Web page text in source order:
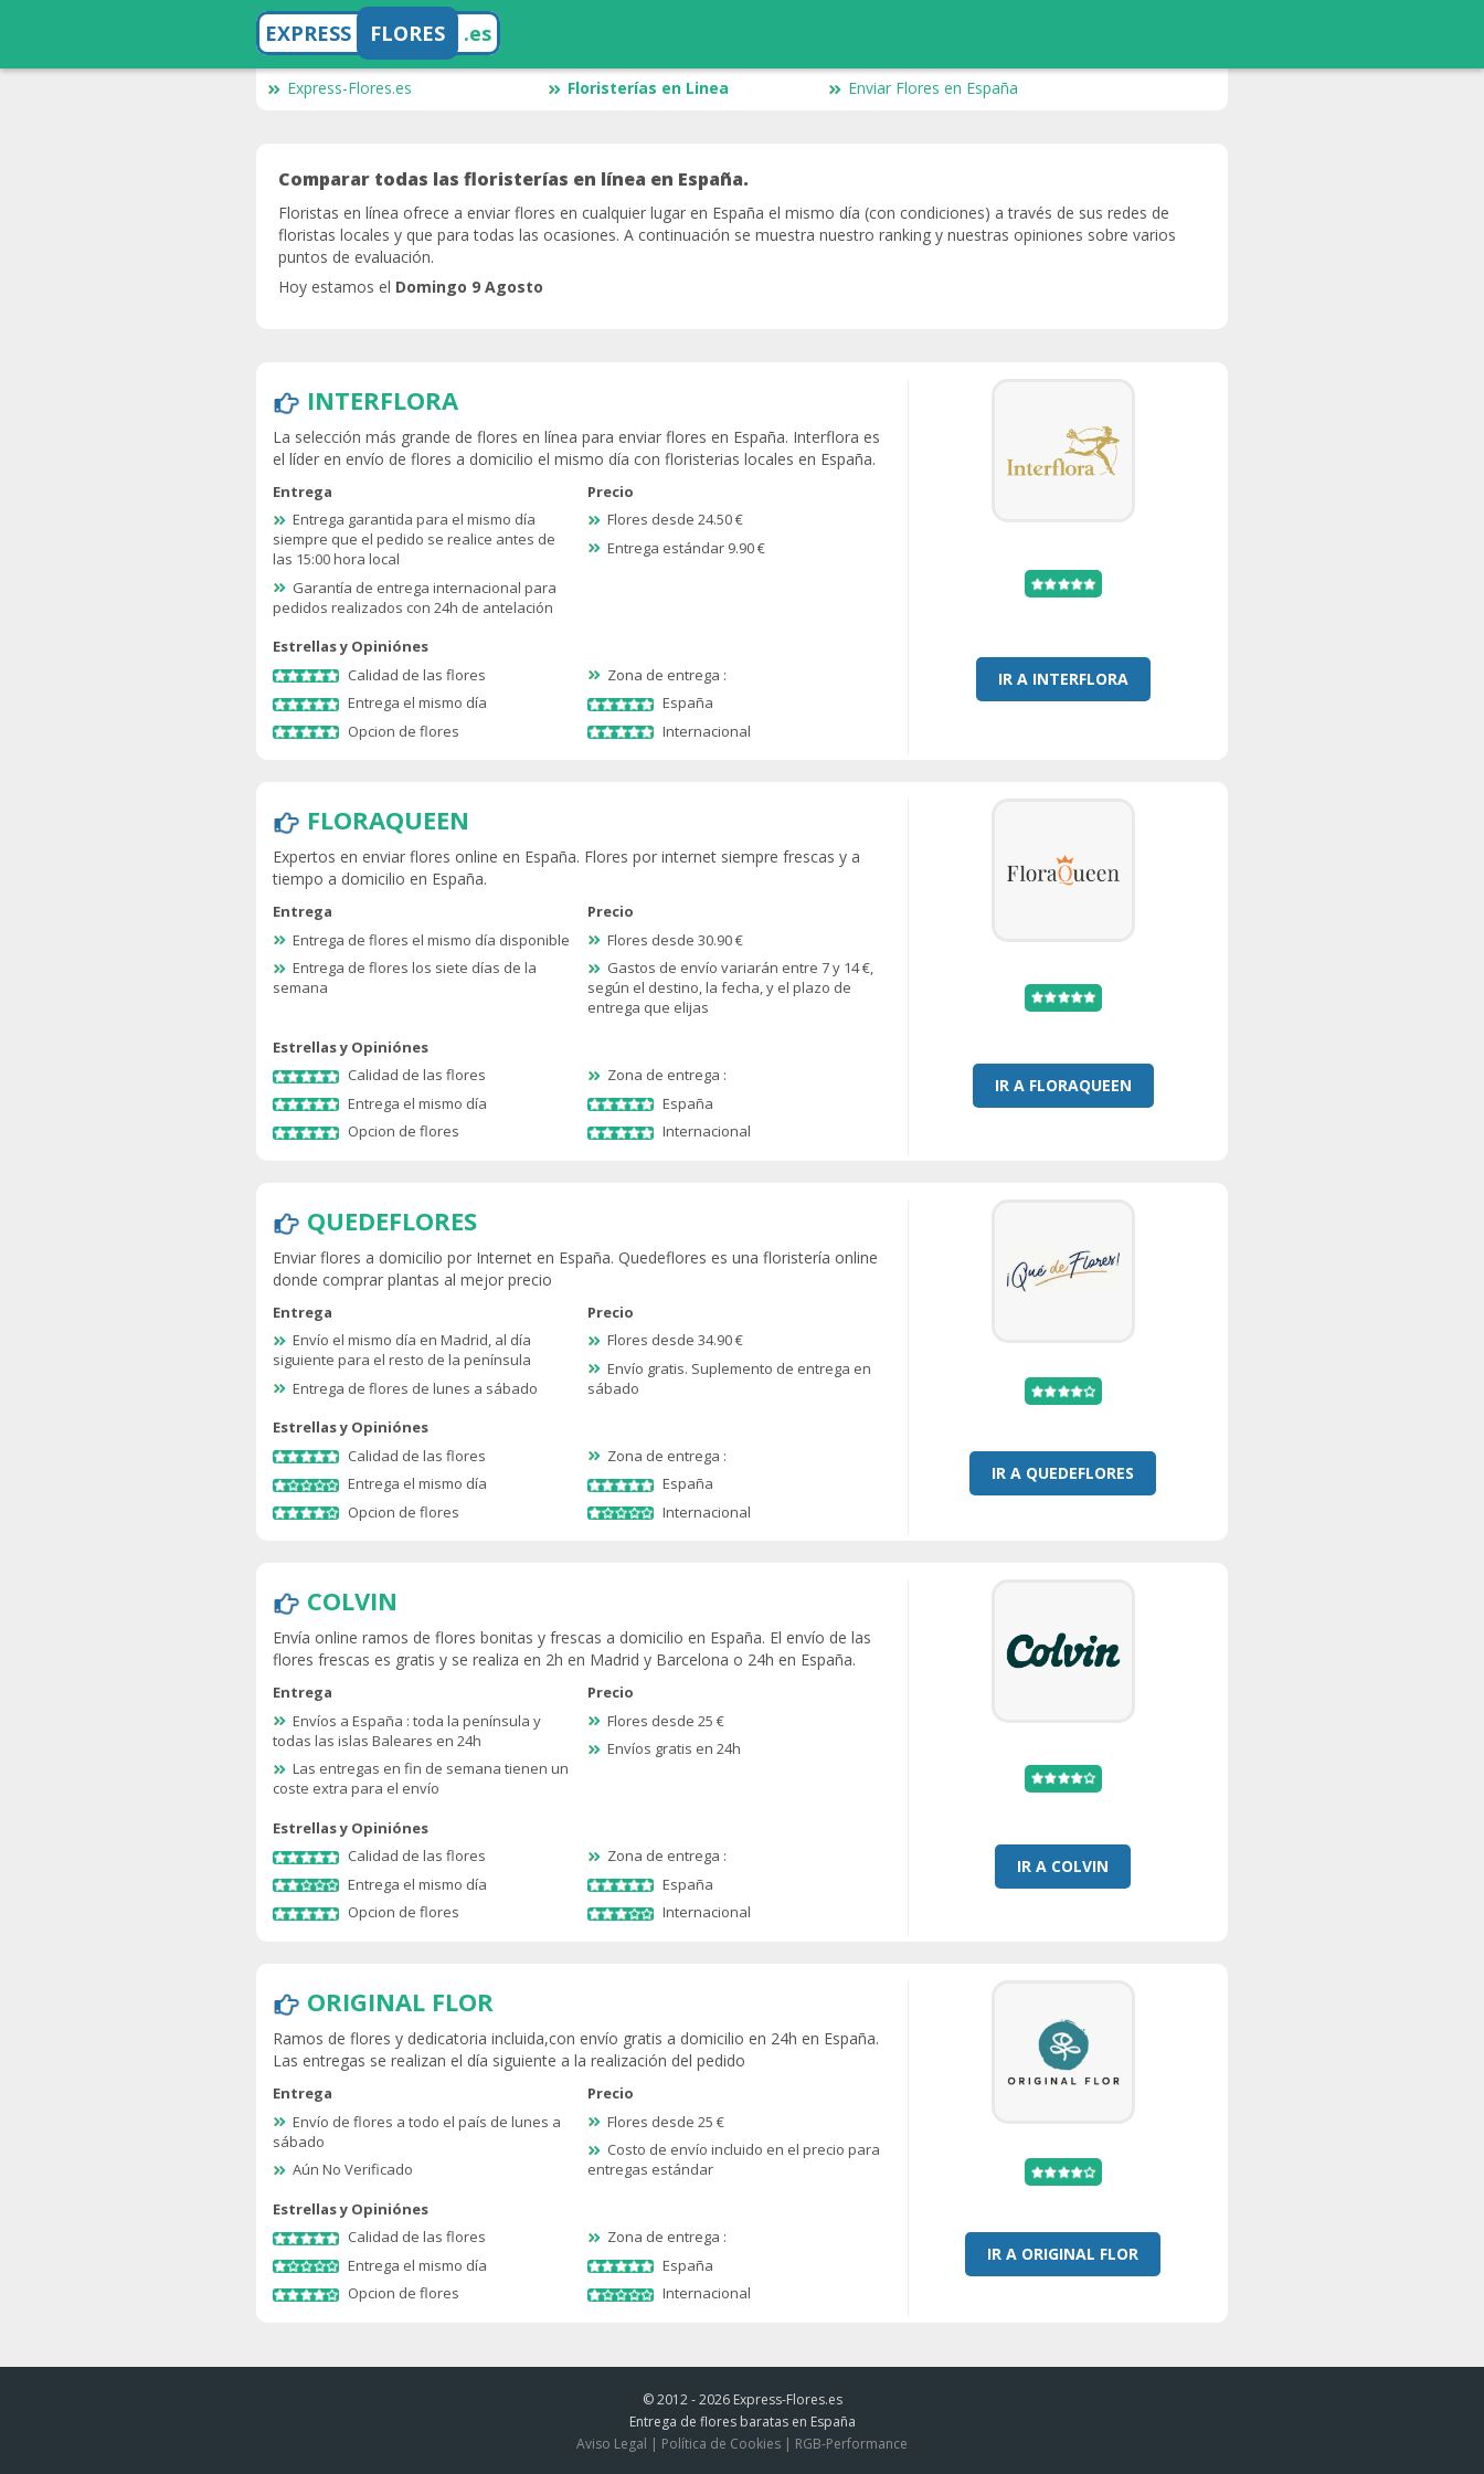
EXPRESS FLORES .es
Express-Flores.es Floristerías en Linea Enviar Flores en España
Comparar todas las floristerías en línea en España.
Floristas en línea ofrece a enviar flores en cualquier lugar en España el mismo día (con condiciones) a través de sus redes de
floristas locales y que para todas las ocasiones. A continuación se muestra nuestro ranking y nuestras opiniones sobre varios
puntos de evaluación.
Hoy estamos el Domingo 9 Agosto
INTERFLORA
La selección más grande de flores en línea para enviar flores en España. Interflora es
el líder en envío de flores a domicilio el mismo día con floristerias locales en España.
Entrega
Entrega garantida para el mismo día
siempre que el pedido se realice antes de
las 15:00 hora local
Garantía de entrega internacional para
pedidos realizados con 24h de antelación
Precio
Flores desde 24.50 €
Entrega estándar 9.90 €
Estrellas y Opiniónes
Calidad de las flores
Entrega el mismo día
Opcion de flores
Zona de entrega :
España
Internacional
IR A INTERFLORA
FLORAQUEEN
Expertos en enviar flores online en España. Flores por internet siempre frescas y a
tiempo a domicilio en España.
Entrega
Entrega de flores el mismo día disponible
Entrega de flores los siete días de la
semana
Precio
Flores desde 30.90 €
Gastos de envío variarán entre 7 y 14 €,
según el destino, la fecha, y el plazo de
entrega que elijas
Estrellas y Opiniónes
Calidad de las flores
Entrega el mismo día
Opcion de flores
Zona de entrega :
España
Internacional
IR A FLORAQUEEN
QUEDEFLORES
Enviar flores a domicilio por Internet en España. Quedeflores es una floristería online
donde comprar plantas al mejor precio
Entrega
Envío el mismo día en Madrid, al día
siguiente para el resto de la península
Entrega de flores de lunes a sábado
Precio
Flores desde 34.90 €
Envío gratis. Suplemento de entrega en
sábado
Estrellas y Opiniónes
Calidad de las flores
Entrega el mismo día
Opcion de flores
Zona de entrega :
España
Internacional
IR A QUEDEFLORES
COLVIN
Envía online ramos de flores bonitas y frescas a domicilio en España. El envío de las
flores frescas es gratis y se realiza en 2h en Madrid y Barcelona o 24h en España.
Entrega
Envíos a España : toda la península y
todas las islas Baleares en 24h
Las entregas en fin de semana tienen un
coste extra para el envío
Precio
Flores desde 25 €
Envíos gratis en 24h
Estrellas y Opiniónes
Calidad de las flores
Entrega el mismo día
Opcion de flores
Zona de entrega :
España
Internacional
IR A COLVIN
ORIGINAL FLOR
Ramos de flores y dedicatoria incluida,con envío gratis a domicilio en 24h en España.
Las entregas se realizan el día siguiente a la realización del pedido
Entrega
Envío de flores a todo el país de lunes a
sábado
Aún No Verificado
Precio
Flores desde 25 €
Costo de envío incluido en el precio para
entregas estándar
Estrellas y Opiniónes
Calidad de las flores
Entrega el mismo día
Opcion de flores
Zona de entrega :
España
Internacional
IR A ORIGINAL FLOR
© 2012 - 2026 Express-Flores.es
Entrega de flores baratas en España
Aviso Legal | Política de Cookies | RGB-Performance